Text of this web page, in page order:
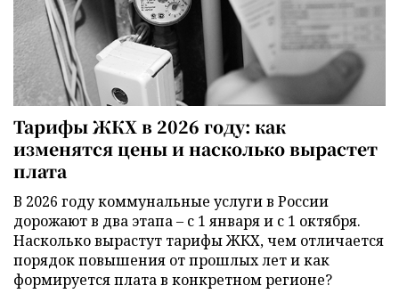
Тарифы ЖКХ в 2026 году: как
изменятся цены и насколько вырастет
плата
В 2026 году коммунальные услуги в России
дорожают в два этапа – с 1 января и с 1 октября.
Насколько вырастут тарифы ЖКХ, чем отличается
порядок повышения от прошлых лет и как
формируется плата в конкретном регионе?